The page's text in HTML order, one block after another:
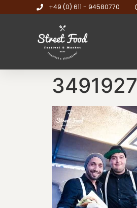
+49 (0) 611 - 94580770
3491927